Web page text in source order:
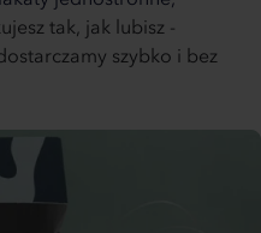
tak, jak lubisz -
szybko i bez